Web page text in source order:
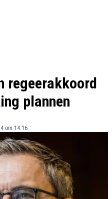
regeerakkoord
plannen
om 14:16